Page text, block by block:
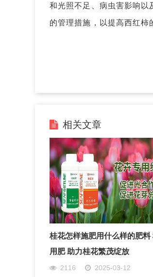
和光照不足、病虫害影响以
的管理措施，以提高西红柿
相关文章
桂花怎样施肥用什么样的肥料
用肥 助力桂花繁茂绽放
2116 2025-03-12